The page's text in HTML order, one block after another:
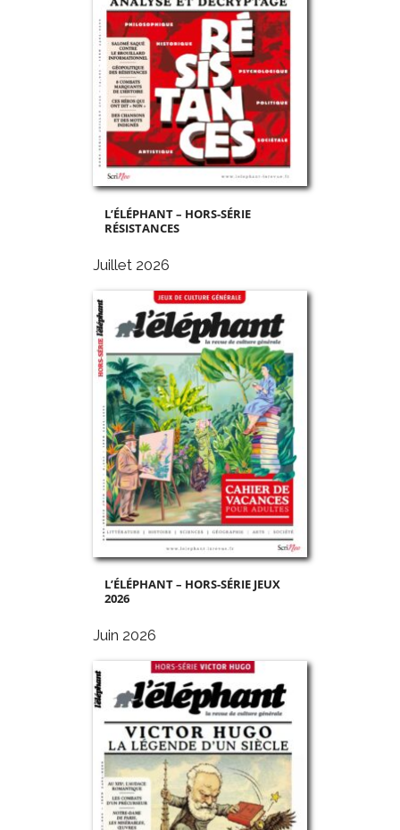
L’ÉLÉPHANT – HORS-SÉRIE
RÉSISTANCES
Juillet 2026
L’ÉLÉPHANT – HORS-SÉRIE JEUX
2026
Juin 2026